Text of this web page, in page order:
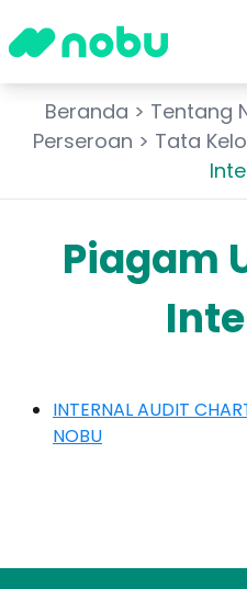
Beranda > Tentang
Perseroan > Tata
Piagam
INTERNAL AUDIT
NOBU